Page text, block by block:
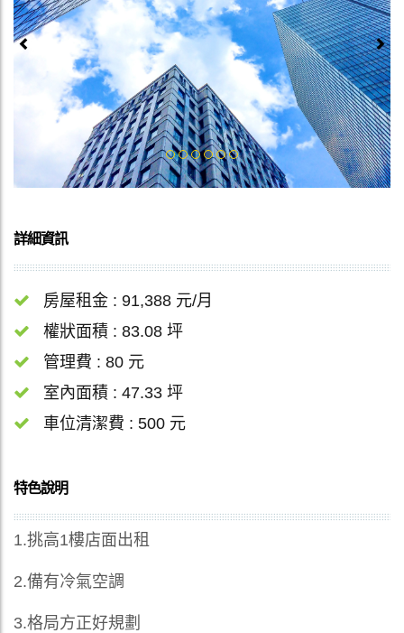
Previous Next
詳細資訊
房屋租金 : 91,388 元/月
權狀面積 : 83.08 坪
管理費 : 80 元
室內面積 : 47.33 坪
車位清潔費 : 500 元
特色說明
1.挑高1樓店面出租
2.備有冷氣空調
3.格局方正好規劃